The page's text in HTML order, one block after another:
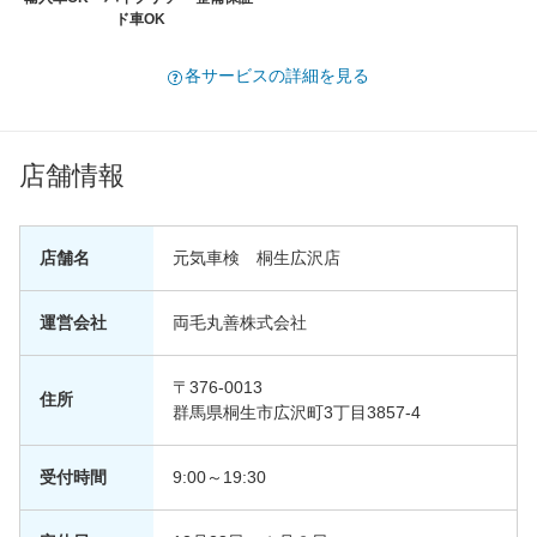
ド車OK
各サービスの詳細を見る
店舗情報
店舗名 元気車検 桐生広沢店
運営会社 両毛丸善株式会社
住所
〒376-0013
群馬県桐生市広沢町3丁目3857-4
受付時間 9:00～19:30